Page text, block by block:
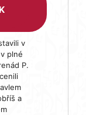
v
plné
P.
a